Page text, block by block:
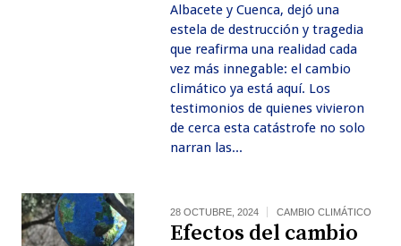
Albacete y Cuenca, dejó una
estela de destrucción y tragedia
que reafirma una realidad cada
vez más innegable: el cambio
climático ya está aquí. Los
testimonios de quienes vivieron
de cerca esta catástrofe no solo
narran las...
28 OCTUBRE, 2024 CAMBIO CLIMÁTICO
Efectos del cambio